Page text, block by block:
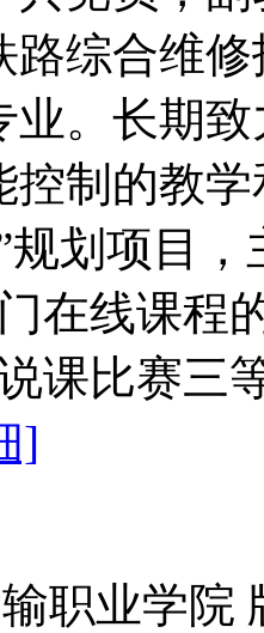
路综合维
业。长期
控制的教
规划项目
在线课程
课比赛三
]
职业学院